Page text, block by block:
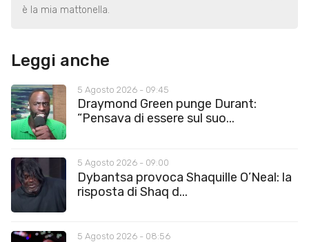
è la mia mattonella.
Leggi anche
5 Agosto 2026 - 09:45
Draymond Green punge Durant:
“Pensava di essere sul suo...
5 Agosto 2026 - 09:00
Dybantsa provoca Shaquille O’Neal: la
risposta di Shaq d...
5 Agosto 2026 - 08:56